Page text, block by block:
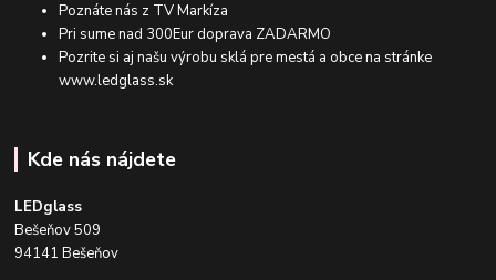
Poznáte nás z TV Markíza
Pri sume nad 300Eur doprava ZADARMO
Pozrite si aj našu výrobu sklá pre mestá a obce na stránke
www.ledglass.sk
Kde nás nájdete
LEDglass
Bešeňov 509
94141 Bešeňov